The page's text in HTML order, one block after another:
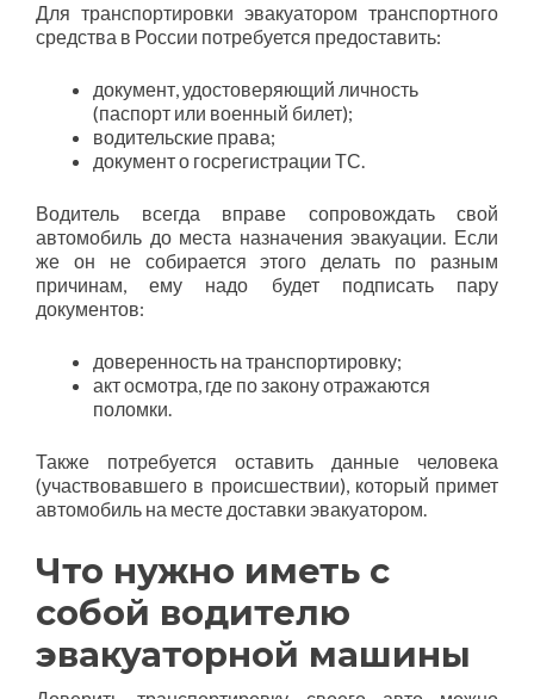
Для транспортировки эвакуатором транспортного
средства в России потребуется предоставить:
документ, удостоверяющий личность
(паспорт или военный билет);
водительские права;
документ о госрегистрации ТС.
Водитель всегда вправе сопровождать свой
автомобиль до места назначения эвакуации. Если
же он не собирается этого делать по разным
причинам, ему надо будет подписать пару
документов:
доверенность на транспортировку;
акт осмотра, где по закону отражаются
поломки.
Также потребуется оставить данные человека
(участвовавшего в происшествии), который примет
автомобиль на месте доставки эвакуатором.
Что нужно иметь с
собой водителю
эвакуаторной машины